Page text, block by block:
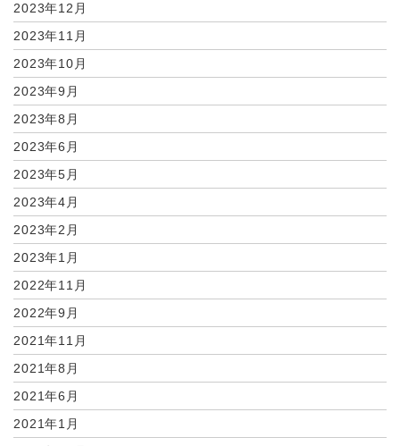
2023年12月
2023年11月
2023年10月
2023年9月
2023年8月
2023年6月
2023年5月
2023年4月
2023年2月
2023年1月
2022年11月
2022年9月
2021年11月
2021年8月
2021年6月
2021年1月